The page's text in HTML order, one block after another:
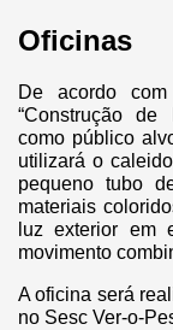
Oficinas
De acordo
“Construção de
como público
utilizará o
pequeno tubo
materiais
luz exterior em
movimento
A oficina será
no Sesc Ver-o-